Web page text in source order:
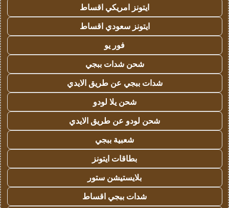
ايتونز امريكي اقساط
ايتونز سعودي اقساط
فور يو
شحن شدات ببجي
شدات ببجي عن طريق الايدي
شحن يلا لودو
شحن لودو عن طريق الايدي
شعبية ببجي
بطاقات ايتونز
بلايستيشن ستور
شدات ببجي اقساط